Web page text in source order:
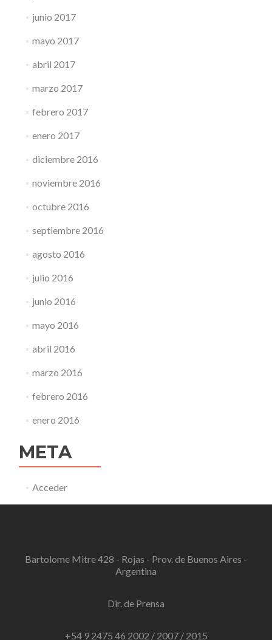
junio 2017
mayo 2017
abril 2017
marzo 2017
febrero 2017
enero 2017
diciembre 2016
noviembre 2016
octubre 2016
septiembre 2016
agosto 2016
julio 2016
junio 2016
mayo 2016
abril 2016
marzo 2016
febrero 2016
enero 2016
META
Acceder
Bartolome Mitre 428 - Rojas - Prov. de Buenos Aires -
Argentina
Dir. de Prensa
+54 9 2475 46 2002 / 2007 / 2015